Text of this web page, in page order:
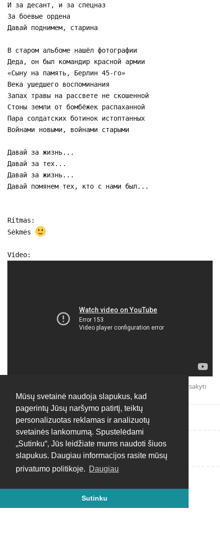
Mūsų svetainė naudoja slapukus, kad
pagerintų Jūsų naršymo patirtį, teiktų
personalizuotas reklamas ir analizuotų
svetainės lankomumą. Spustelėdami
„Sutinku“, Jūs leidžiate mums naudoti šiuos
slapukus. Daugiau informacijos rasite mūsų
privatumo politikoje. Daugiau
Sutinku
И за десант, и за спецназ
За боевые ордена
Давай поднимем, старина
В старом альбоме нашёл фотографии
Деда, он был командир красной армии
«Сыну на память, Берлин 45-го»
Века ушедшего воспоминания
Запах травы на рассвете не скошенной
Стоны земли от бомбёжек распаханной
Пара солдатских ботинок истоптанных
Войнами новыми, войнами старыми
Давай за жизнь...
Давай за тех...
Давай за жизнь...
Давай помянем тех, кто с нами был...
Ritmas:
Sėkmės
Video:
Atsakyti
Rašyti atsakymą...